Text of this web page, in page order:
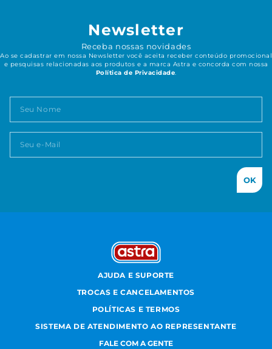
Newsletter
Receba nossas novidades
Ao se cadastrar em nossa Newsletter você aceita receber conteúdo promocional
e pesquisas relacionadas aos produtos e a marca Astra e concorda com nossa
Política de Privacidade
OK
AJUDA E SUPORTE
TROCAS E CANCELAMENTOS
POLÍTICAS E TERMOS
SISTEMA DE ATENDIMENTO AO REPRESENTANTE
FALE COM A GENTE